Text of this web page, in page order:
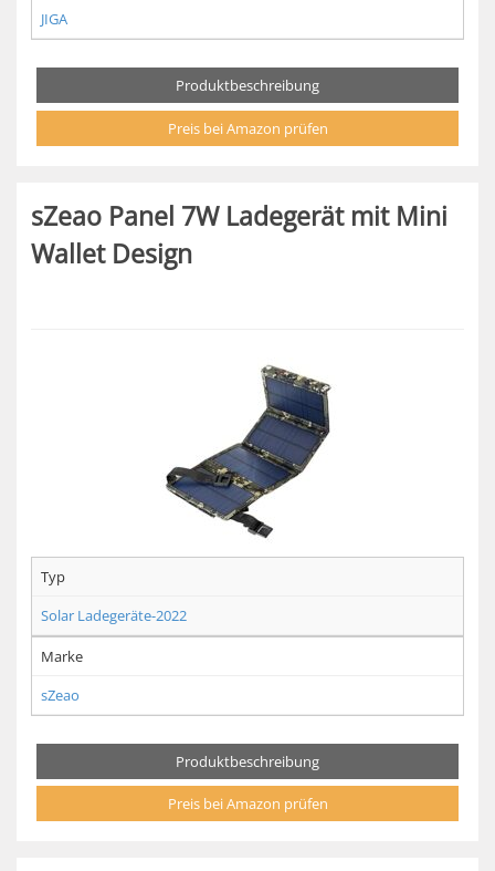
JIGA
Produktbeschreibung
Preis bei Amazon prüfen
sZeao Panel 7W Ladegerät mit Mini
Wallet Design
Typ
Solar Ladegeräte-2022
Marke
sZeao
Produktbeschreibung
Preis bei Amazon prüfen